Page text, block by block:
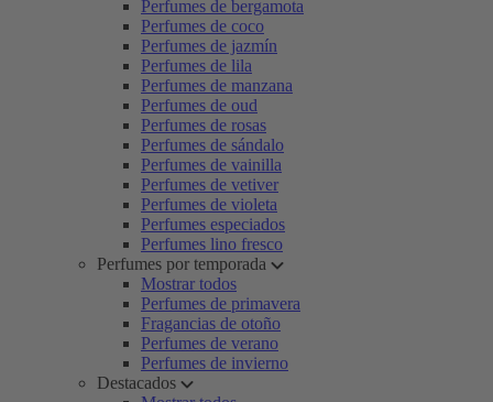
Perfumes de bergamota
Perfumes de coco
Perfumes de jazmín
Perfumes de lila
Perfumes de manzana
Perfumes de oud
Perfumes de rosas
Perfumes de sándalo
Perfumes de vainilla
Perfumes de vetiver
Perfumes de violeta
Perfumes especiados
Perfumes lino fresco
Perfumes por temporada
Mostrar todos
Perfumes de primavera
Fragancias de otoño
Perfumes de verano
Perfumes de invierno
Destacados